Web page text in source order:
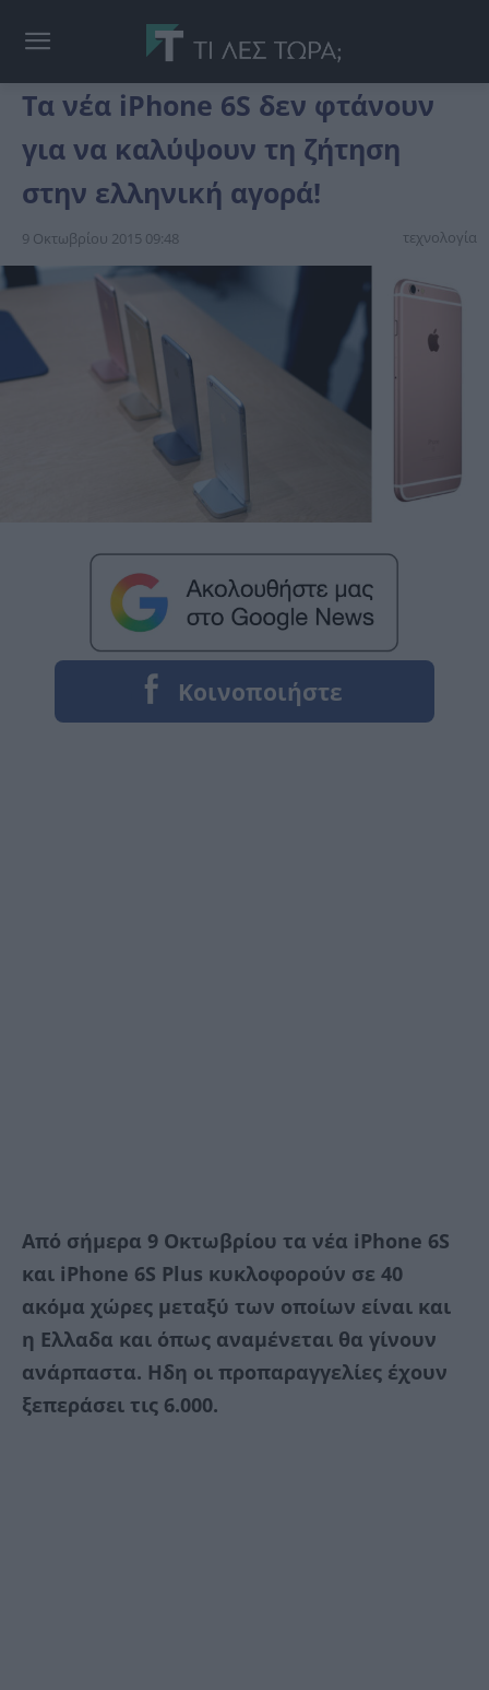
Τα νέα iPhone 6S δεν φτάνουν
για να καλύψουν τη ζήτηση
στην ελληνική αγορά!
9 Οκτωβρίου 2015 09:48 τεχνολογία
Από σήμερα 9 Οκτωβρίου τα νέα iPhone 6S
και iPhone 6S Plus κυκλοφορούν σε 40
ακόμα χώρες μεταξύ των οποίων είναι και
η Ελλαδα και όπως αναμένεται θα γίνουν
ανάρπαστα. Ηδη οι προπαραγγελίες έχουν
ξεπεράσει τις 6.000.